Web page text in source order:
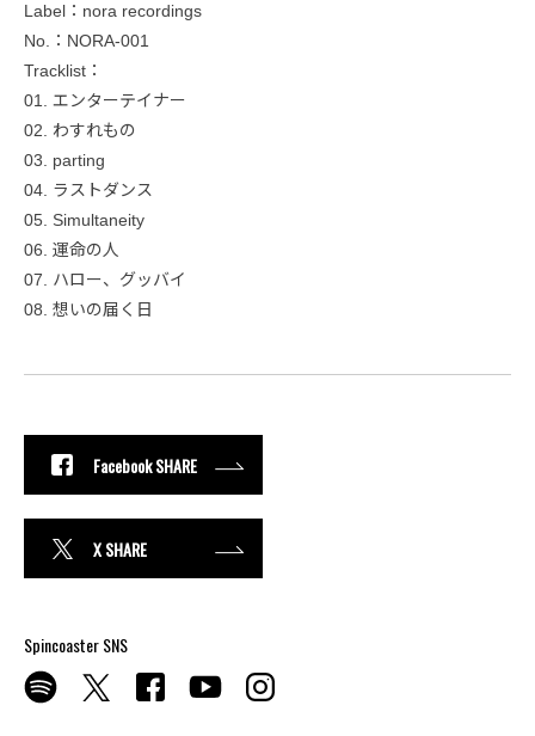
Label：nora recordings
No.：NORA-001
Tracklist：
01. エンターテイナー
02. わすれもの
03. parting
04. ラストダンス
05. Simultaneity
06. 運命の人
07. ハロー、グッバイ
08. 想いの届く日
Facebook SHARE
X SHARE
Spincoaster SNS